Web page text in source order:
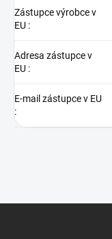
Zástupce výrobce v
EU :
Adresa zástupce v
EU :
E-mail zástupce v EU
: